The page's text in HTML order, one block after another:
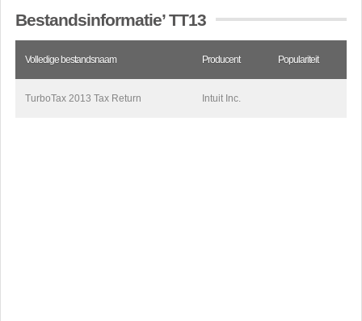
Bestandsinformatie’ TT13
Volledige bestandsnaam Producent Populariteit
TurboTax 2013 Tax Return Intuit Inc.